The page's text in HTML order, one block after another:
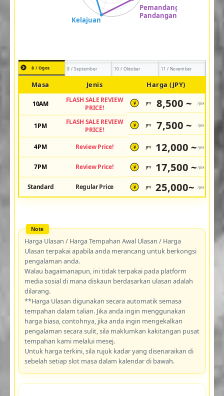
8 / Ogos 9 / September 10 / Oktober 11 / November
Masa Jenis Harga (JPY)
10AM
FLASH SALE REVIEW
PRICE!
¥ JPY 8,500 ~ /pax
1PM
FLASH SALE REVIEW
PRICE!
¥ JPY 7,500 ~ /pax
4PM Review Price! ¥ JPY 12,000 ~ /pax
7PM Review Price! ¥ JPY 17,500 ~ /pax
Standard Regular Price ¥ JPY 25,000~ /pax
Harga Ulasan / Harga Tempahan Awal Ulasan / Harga
Ulasan terpakai apabila anda merancang untuk berkongsi
pengalaman anda.
Walau bagaimanapun, ini tidak terpakai pada platform
media sosial di mana diskaun berdasarkan ulasan adalah
dilarang.
**Harga Ulasan digunakan secara automatik semasa
tempahan dalam talian. Jika anda ingin menggunakan
harga biasa, contohnya, jika anda ingin mengekalkan
pengalaman secara sulit, sila maklumkan kakitangan pusat
tempahan kami melalui mesej.
Untuk harga terkini, sila rujuk kadar yang disenaraikan di
sebelah setiap slot masa dalam kalendar di bawah.